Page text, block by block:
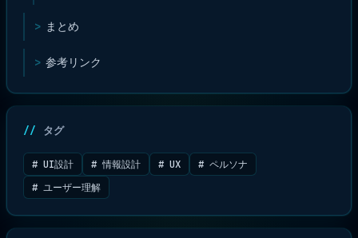
まとめ
参考リンク
タグ
# UI設計 # 情報設計 # UX
# ペルソナ
# ユーザー理解